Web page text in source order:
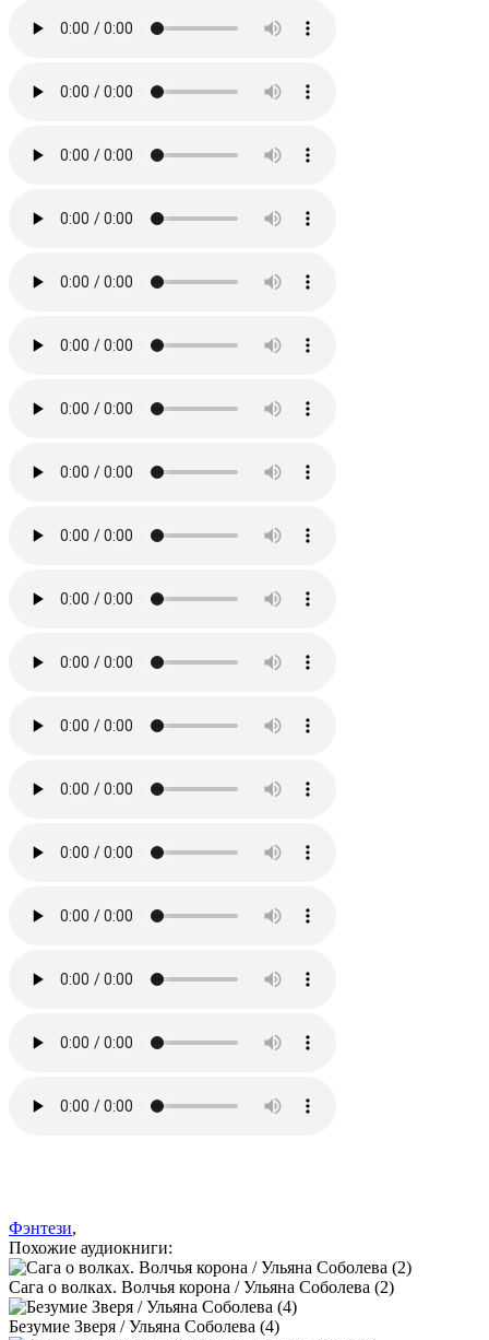
Фэнтези,
Похожие аудиокниги:
Сага о волках. Волчья корона / Ульяна Соболева (2)
Безумие Зверя / Ульяна Соболева (4)